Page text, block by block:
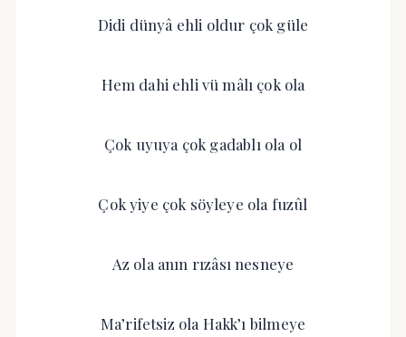
Didi dünyâ ehli oldur çok güle
Hem dahi ehli vü mâlı çok ola
Çok uyuya çok gadablı ola ol
Çok yiye çok söyleye ola fuzûl
Az ola anın rızâsı nesneye
Ma’rifetsiz ola Hakk’ı bilmeye